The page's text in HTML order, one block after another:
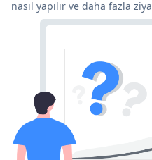
nasıl yapılır ve daha fazla